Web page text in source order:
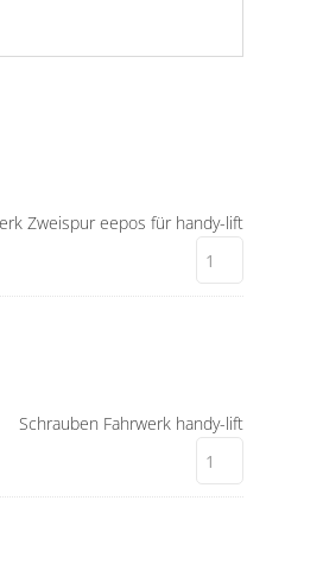
Zweispur eepos für handy-lift
Schrauben Fahrwerk handy-lift